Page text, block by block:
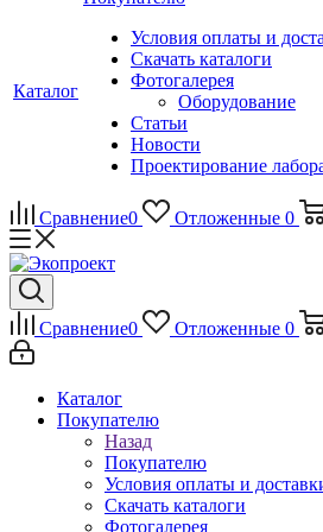
Каталог
Условия оплаты и
Скачать каталоги
Фотогалерея
Оборудование
Статьи
Новости
Проектирование
Сравнение0 Отложенные 0
Сравнение0 Отложенные 0
Каталог
Покупателю
Назад
Покупателю
Условия оплаты и
Скачать каталоги
Фотогалерея